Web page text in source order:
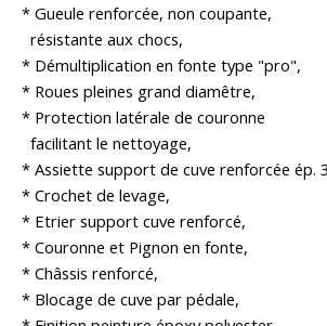
* Gueule renforcée, non coupante,
résistante aux chocs,
* Démultiplication en fonte type "pro",
* Roues pleines grand diamêtre,
* Protection latérale de couronne
facilitant le nettoyage,
* Assiette support de cuve renforcée ép.
* Crochet de levage,
* Etrier support cuve renforcé,
* Couronne et Pignon en fonte,
* Châssis renforcé,
* Blocage de cuve par pédale,